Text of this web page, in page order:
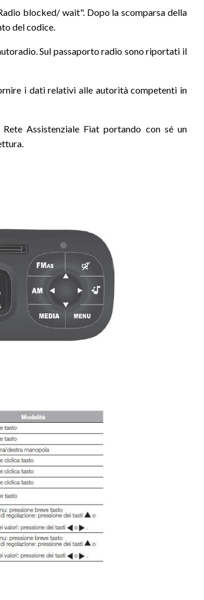
blocked/ wait". Dopo la scomparsa della
del codice.
Sul passaporto radio sono riportati il
i dati relativi alle autorità competenti in
Assistenziale Fiat portando con sé un